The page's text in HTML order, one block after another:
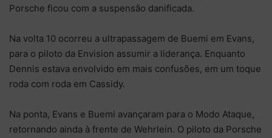
Porsche ficou com a suspensão danificada.
Na volta 10 ocorreu a ultrapassagem de Buemi em Evans,
para o piloto da Envision assumir a liderança. Enquanto
Dennis estava envolvido em mais confusões, em um toque
roda com roda em Cassidy.
Na ponta, Evans e Buemi avançaram para o Modo Ataque,
retornando ainda à frente de Wehrlein. O piloto da Porsche